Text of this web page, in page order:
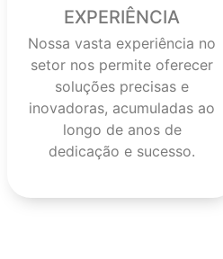
EXPERIÊNCIA
Nossa vasta experiência no
setor nos permite oferecer
soluções precisas e
inovadoras, acumuladas ao
longo de anos de
dedicação e sucesso.